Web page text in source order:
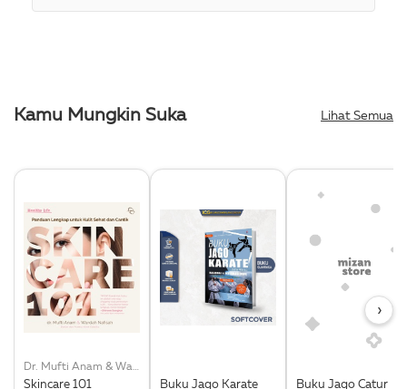
Kamu Mungkin Suka Lihat Semua
Dr. Mufti Anam & Wardah Nafisah
Skincare 101 Buku Jago Karate Buku Jago Catur
›